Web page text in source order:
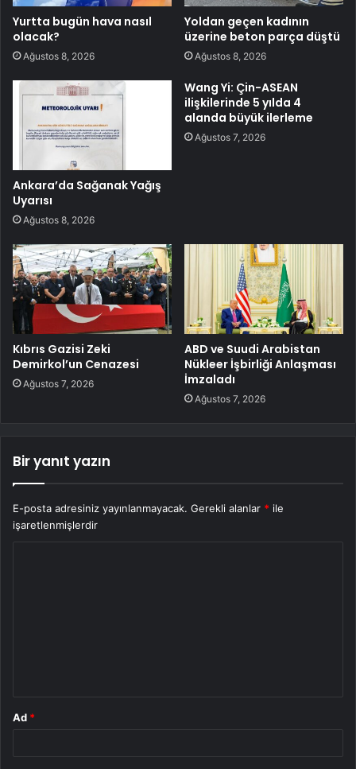
Yurtta bugün hava nasıl
olacak?
Ağustos 8, 2026
Yoldan geçen kadının
üzerine beton parça düştü
Ağustos 8, 2026
Ankara’da Sağanak Yağış
Uyarısı
Ağustos 8, 2026
Wang Yi: Çin-ASEAN
ilişkilerinde 5 yılda 4
alanda büyük ilerleme
Ağustos 7, 2026
Kıbrıs Gazisi Zeki
Demirkol’un Cenazesi
Ağustos 7, 2026
ABD ve Suudi Arabistan
Nükleer İşbirliği Anlaşması
İmzaladı
Ağustos 7, 2026
Bir yanıt yazın
E-posta adresiniz yayınlanmayacak. Gerekli alanlar * ile
işaretlenmişlerdir
Ad *